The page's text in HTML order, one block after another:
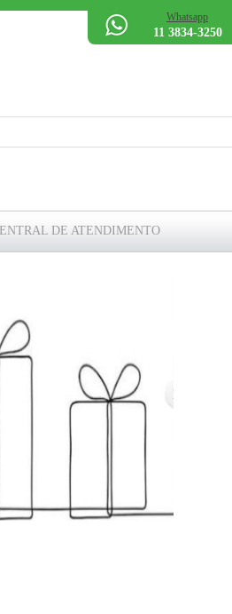
Whatsapp
11 3834-3250
DE ATENDIMENTO